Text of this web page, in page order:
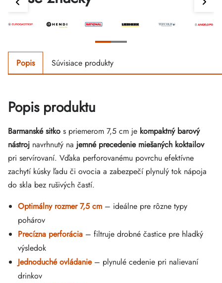
Popis Súvisiace produkty
Popis produktu
Barmanské sitko s priemerom 7,5 cm je kompaktný barový
nástroj navrhnutý na jemné precedenie miešaných koktailov
pri servírovaní. Vďaka perforovanému povrchu efektívne
zachytí kúsky ľadu či ovocia a zabezpečí plynulý tok nápoja
do skla bez rušivých častí.
Optimálny rozmer 7,5 cm – ideálne pre rôzne typy
pohárov
Precízna perforácia – filtruje drobné častice pre hladký
výsledok
Jednoduché ovládanie– plynulé cedenie pri nalievaní
drinkov